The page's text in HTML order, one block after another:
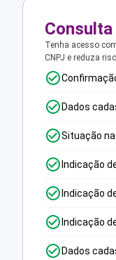
Tenha acesso
CNPJ e reduza
Dados
Situação
Indicação
Indicação
Indicação
Dados